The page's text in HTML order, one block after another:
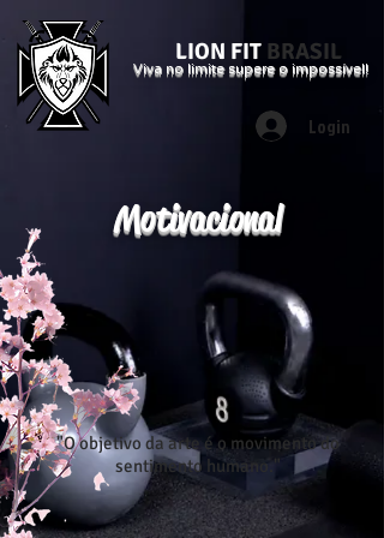
LION FIT BRASIL
Viva no limite supere o impossível!
Login
Motivacional
"O objetivo da arte é o movimento do
sentimento humano."